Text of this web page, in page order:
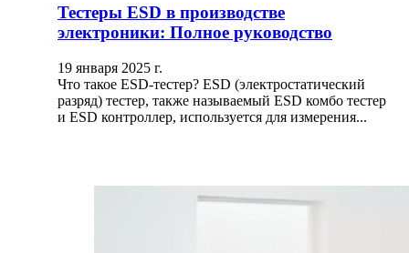
Тестеры ESD в производстве
электроники: Полное руководство
19 января 2025 г.
Что такое ESD-тестер? ESD (электростатический
разряд) тестер, также называемый ESD комбо тестер
и ESD контроллер, используется для измерения...